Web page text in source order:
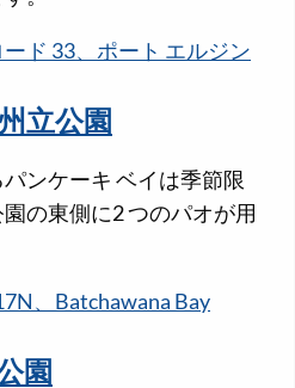
ド 33、ポート エルジン
立公園
ンケーキ ベイは季節限
の東側に2 つのパオが用
、Batchawana Bay
園